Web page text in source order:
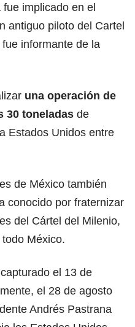
implicado en el
antiguo piloto del Cartel
informante de la
una operación de
30 toneladas de
Estados Unidos entre
de México también
conocido por fraternizar
del Cártel del Milenio,
México.
el 13 de
el 28 de agosto
Andrés Pastrana